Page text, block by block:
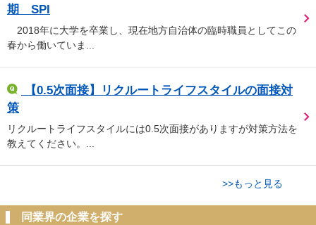
期 SPI
2018年に大学を卒業し、現在地方自治体の臨時職員としてこの
春から働いていま...
【0.5次面接】リクルートライフスタイルの面接対
策
リクルートライフスタイルには0.5次面接がありますが対策方法を
教えてください。...
>>もっと見る
同業界の企業を探す